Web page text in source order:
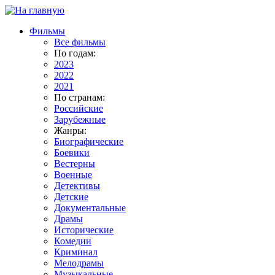
Фильмы
Все фильмы
По годам:
2023
2022
2021
По странам:
Российские
Зарубежные
Жанры:
Биографические
Боевики
Вестерны
Военные
Детективы
Детские
Документальные
Драмы
Исторические
Комедии
Криминал
Мелодрамы